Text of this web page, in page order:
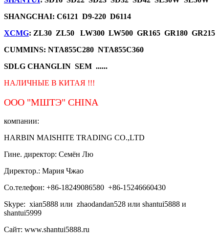
SHANGCHAI: C6121 D9-220 D6114
XCMG: ZL30 ZL50 LW300 LW500 GR165 GR180 GR215
CUMMINS: NTA855C280 NTA855C360
SDLG CHANGLIN SEM ......
НАЛИЧНЫЕ В КИТАЯ !!!
ООО "МШТЭ" CHINA
компании:
HARBIN MAISHITE TRADING CO.,LTD
Гине. директор: Семён Лю
Директор.: Мария Чжао
Со.телефон: +86-18249086580 +86-15246660430
Skype: xian5888 или zhaodandan528 или shantui5888 и
shantui5999
Сайт: www.shantui5888.ru